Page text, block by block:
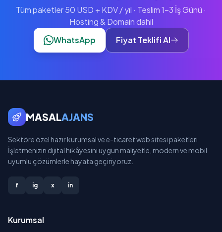
Tüm paketler 50 USD + KDV / yıl · Teslim 1-3 İş Günü ·
Hosting & Domain dahil
WhatsApp
Fiyat Teklifi Al
MASALAJANS
Sektöre özel hazır kurumsal ve e-ticaret web sitesi paketleri.
İşletmenizin dijital hikâyesini uygun maliyetle, modern ve mobil
uyumlu çözümlerle hayata geçiriyoruz.
f ig x in
Kurumsal